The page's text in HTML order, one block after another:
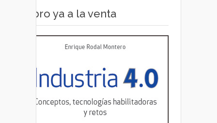
Libro ya a la venta